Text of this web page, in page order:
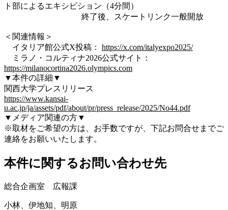
ト部によるエキシビション（4分間）
終了後、スケートリンク一般開放
＜関連情報＞
イタリア館公式X投稿： https://x.com/italyexpo2025/
ミラノ・コルティナ2026公式サイト：
https://milanocortina2026.olympics.com
▼本件の詳細▼
関西大学プレスリリース
https://www.kansai-
u.ac.jp/ja/assets/pdf/about/pr/press_release/2025/No44.pdf
▼メディア関連の方▼
※取材をご希望の方は、お手数ですが、下記お問合せまでご
連絡をお願いいたします。
本件に関するお問い合わせ先
総合企画室 広報課
小林、伊地知、明原